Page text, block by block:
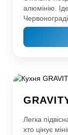
алюмінію.
Легка
хто цінує